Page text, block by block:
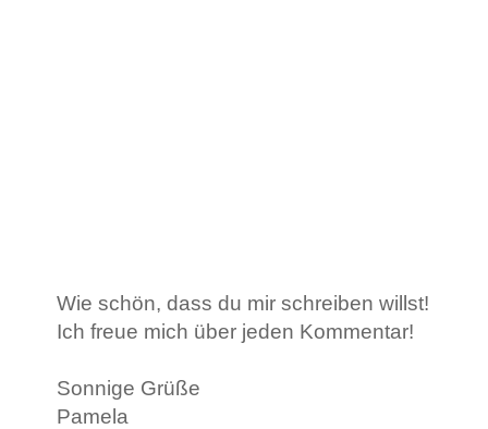
Wie schön, dass du mir schreiben willst!
Ich freue mich über jeden Kommentar!
Sonnige Grüße
Pamela